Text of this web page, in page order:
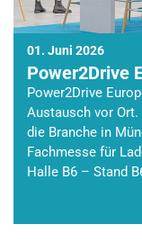
01. Juni 2026
Power2Drive
Power2Drive
Austausch vor
die Branche in
Fachmesse für
Halle B6 – Stand